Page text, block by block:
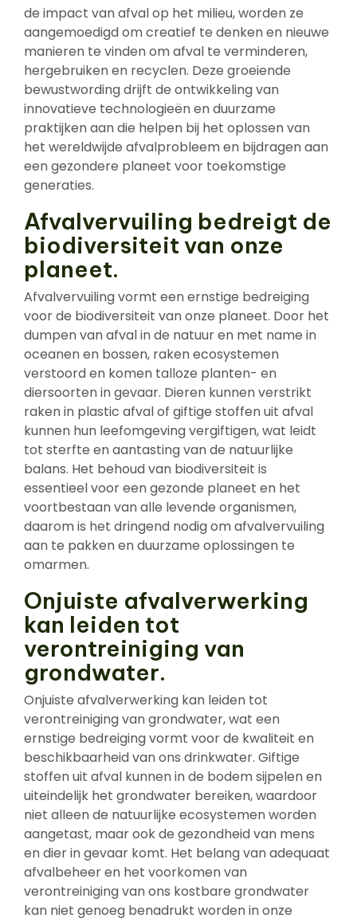
de impact van afval op het milieu, worden ze
aangemoedigd om creatief te denken en nieuwe
manieren te vinden om afval te verminderen,
hergebruiken en recyclen. Deze groeiende
bewustwording drijft de ontwikkeling van
innovatieve technologieën en duurzame
praktijken aan die helpen bij het oplossen van
het wereldwijde afvalprobleem en bijdragen aan
een gezondere planeet voor toekomstige
generaties.
Afvalvervuiling bedreigt de
biodiversiteit van onze
planeet.
Afvalvervuiling vormt een ernstige bedreiging
voor de biodiversiteit van onze planeet. Door het
dumpen van afval in de natuur en met name in
oceanen en bossen, raken ecosystemen
verstoord en komen talloze planten- en
diersoorten in gevaar. Dieren kunnen verstrikt
raken in plastic afval of giftige stoffen uit afval
kunnen hun leefomgeving vergiftigen, wat leidt
tot sterfte en aantasting van de natuurlijke
balans. Het behoud van biodiversiteit is
essentieel voor een gezonde planeet en het
voortbestaan van alle levende organismen,
daarom is het dringend nodig om afvalvervuiling
aan te pakken en duurzame oplossingen te
omarmen.
Onjuiste afvalverwerking
kan leiden tot
verontreiniging van
grondwater.
Onjuiste afvalverwerking kan leiden tot
verontreiniging van grondwater, wat een
ernstige bedreiging vormt voor de kwaliteit en
beschikbaarheid van ons drinkwater. Giftige
stoffen uit afval kunnen in de bodem sijpelen en
uiteindelijk het grondwater bereiken, waardoor
niet alleen de natuurlijke ecosystemen worden
aangetast, maar ook de gezondheid van mens
en dier in gevaar komt. Het belang van adequaat
afvalbeheer en het voorkomen van
verontreiniging van ons kostbare grondwater
kan niet genoeg benadrukt worden in onze